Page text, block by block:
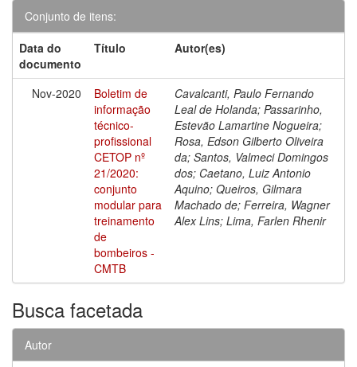
Conjunto de itens:
Data do
documento
Título Autor(es)
Nov-2020
Boletim de
informação
técnico-
profissional
CETOP nº
21/2020:
conjunto
modular para
treinamento
de
bombeiros -
CMTB
Cavalcanti, Paulo Fernando
Leal de Holanda; Passarinho,
Estevão Lamartine Nogueira;
Rosa, Edson Gilberto Oliveira
da; Santos, Valmeci Domingos
dos; Caetano, Luiz Antonio
Aquino; Queiros, Gilmara
Machado de; Ferreira, Wagner
Alex Lins; Lima, Farlen Rhenir
Busca facetada
Autor